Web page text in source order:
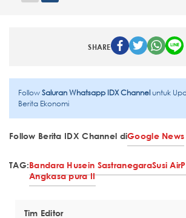
SHARE
FollowSaluran Whatsapp IDX Channeluntuk
Berita Ekonomi
Follow Berita IDX Channel diGoogle News
TAG:Bandara Husein SastranegaraSusi Air
Angkasa pura II
Tim Editor